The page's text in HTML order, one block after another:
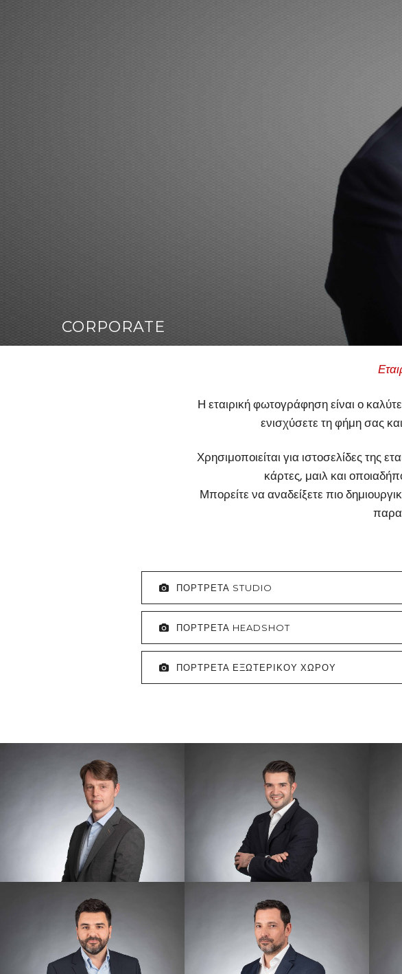
CORPORATE
Η εταιρική φωτογράφηση είναι ο
ενισχύσετε τη φήμη σας
Χρησιμοποιείται για ιστοσελίδες της
κάρτες, μαιλ και
Μπορείτε να αναδείξετε πιο
ΠΟΡΤΡΕΤΑ STUDIO
ΠΟΡΤΡΕΤΑ HEADSHOT
ΠΟΡΤΡΕΤΑ ΕΞΩΤΕΡΙΚΟΥ ΧΩΡΟΥ